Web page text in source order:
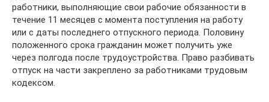
работники, выполняющие свои рабочие обязанности в
течение 11 месяцев с момента поступления на работу
или с даты последнего отпускного периода. Половину
положенного срока гражданин может получить уже
через полгода после трудоустройства. Право разбивать
отпуск на части закреплено за работниками трудовым
кодексом.